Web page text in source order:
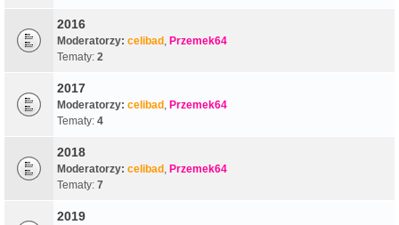
2016
Moderatorzy: celibad, Przemek64
Tematy: 2
2017
Moderatorzy: celibad, Przemek64
Tematy: 4
2018
Moderatorzy: celibad, Przemek64
Tematy: 7
2019